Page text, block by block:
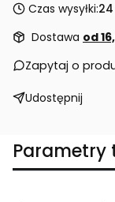
Czas wysyłki:
Dostawa od
Zapytaj o
Udostępnij
Parametry